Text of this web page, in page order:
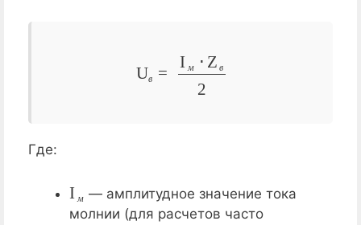
в
м в
Где:
м
Iм
— амплитудное значение тока
молнии (для расчетов часто